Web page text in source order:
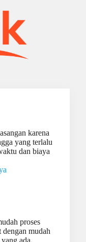
karena
yang terlalu
dan biaya
proses
dengan mudah
ada.